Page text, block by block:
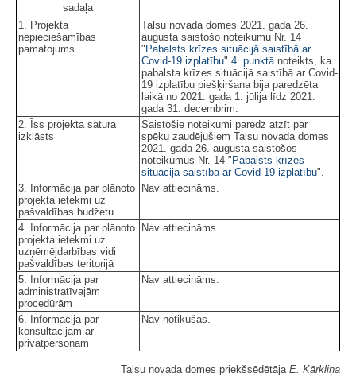
sadaļa
1. Projekta
nepieciešamības
pamatojums
Talsu novada domes 2021. gada 26.
augusta saistošo noteikumu Nr. 14
" Pabalsts krīzes situācijā saistībā ar
Covid-19 izplatību" 4. punktā noteikts, ka
pabalsta krīzes situācijā saistībā ar Covid-
19 izplatību piešķiršana bija paredzēta
laikā no 2021. gada 1. jūlija līdz 2021.
gada 31. decembrim.
2. Īss projekta satura
izklāsts
Saistošie noteikumi paredz atzīt par
spēku zaudējušiem Talsu novada domes
2021. gada 26. augusta saistošos
noteikumus Nr. 14 " Pabalsts krīzes
situācijā saistībā ar Covid-19 izplatību".
3. Informācija par plānoto
projekta ietekmi uz
pašvaldības budžetu
Nav attiecināms.
4. Informācija par plānoto
projekta ietekmi uz
uzņēmējdarbības vidi
pašvaldības teritorijā
Nav attiecināms.
5. Informācija par
administratīvajām
procedūrām
Nav attiecināms.
6. Informācija par
konsultācijām ar
privātpersonām
Nav notikušas.
Talsu novada domes priekšsēdētāja E. Kārkliņa